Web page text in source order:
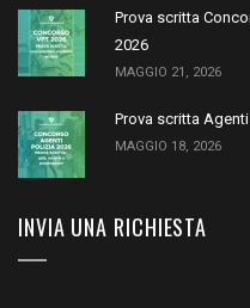
Prova scritta
2026
MAGGIO 21, 2026
Prova scritta
MAGGIO 18, 2026
INVIA UNA RICHIESTA